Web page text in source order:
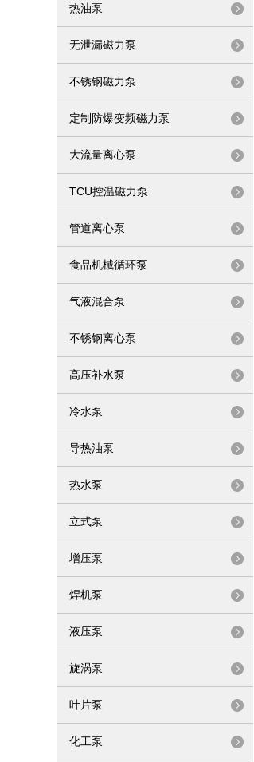
热油泵
无泄漏磁力泵
不锈钢磁力泵
定制防爆变频磁力泵
大流量离心泵
TCU控温磁力泵
管道离心泵
食品机械循环泵
气液混合泵
不锈钢离心泵
高压补水泵
冷水泵
导热油泵
热水泵
立式泵
增压泵
焊机泵
液压泵
旋涡泵
叶片泵
化工泵